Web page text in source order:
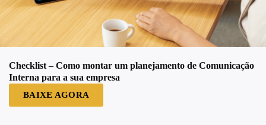
Checklist – Como montar um planejamento de Comunicação
Interna para a sua empresa
BAIXE AGORA